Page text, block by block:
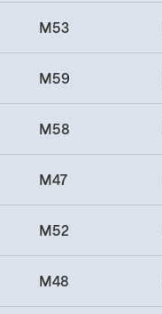
M53
M59
M58
M47
M52
M48